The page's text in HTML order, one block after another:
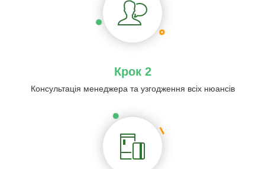
Крок 2
Консультація менеджера та узгодження всіх нюансів